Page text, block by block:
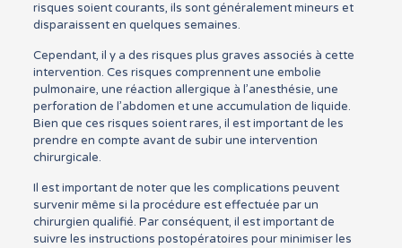
risques soient courants, ils sont généralement mineurs et
disparaissent en quelques semaines.
Cependant, il y a des risques plus graves associés à cette
intervention. Ces risques comprennent une embolie
pulmonaire, une réaction allergique à l’anesthésie, une
perforation de l’abdomen et une accumulation de liquide.
Bien que ces risques soient rares, il est important de les
prendre en compte avant de subir une intervention
chirurgicale.
Il est important de noter que les complications peuvent
survenir même si la procédure est effectuée par un
chirurgien qualifié. Par conséquent, il est important de
suivre les instructions postopératoires pour minimiser les